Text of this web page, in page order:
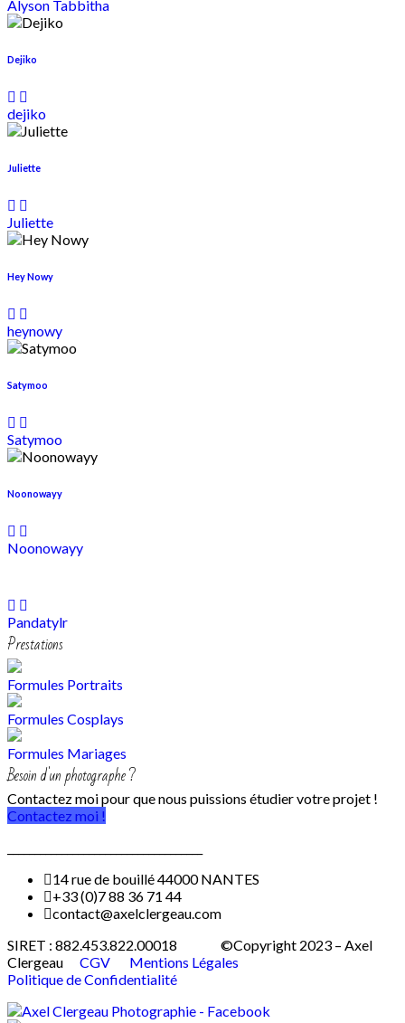
Alyson Tabbitha
Dejiko
dejiko
Juliette
Juliette
Hey Nowy
heynowy
Satymoo
Satymoo
Noonowayy
Noonowayy
Pandatylr
Prestations
Formules Portraits
Formules Cosplays
Formules Mariages
Besoin d'un photographe ?
Contactez moi pour que nous puissions étudier votre projet !
Contactez moi !
14 rue de bouillé 44000 NANTES
+33 (0)7 88 36 71 44
contact@axelclergeau.com
SIRET : 882.453.822.00018 ©Copyright 2023 – Axel
Clergeau CGV
Mentions Légales
Politique de Confidentialité